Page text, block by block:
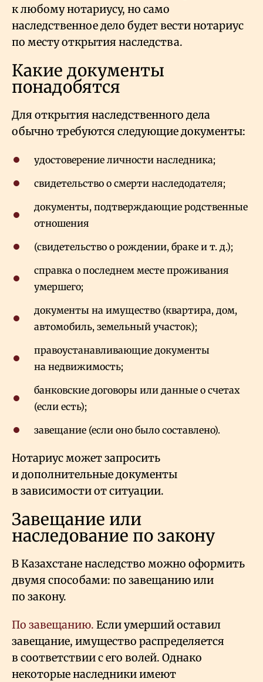
к любому нотариусу, но само
наследственное дело будет вести нотариус
по месту открытия наследства.
Какие документы
понадобятся
Для открытия наследственного дела
обычно требуются следующие документы:
удостоверение личности наследника;
свидетельство о смерти наследодателя;
документы, подтверждающие родственные
отношения
(свидетельство о рождении, браке и т. д.);
справка о последнем месте проживания
умершего;
документы на имущество (квартира, дом,
автомобиль, земельный участок);
правоустанавливающие документы
на недвижимость;
банковские договоры или данные о счетах
(если есть);
завещание (если оно было составлено).
Нотариус может запросить
и дополнительные документы
в зависимости от ситуации.
Завещание или
наследование по закону
В Казахстане наследство можно оформить
двумя способами: по завещанию или
по закону.
По завещанию. Если умерший оставил
завещание, имущество распределяется
в соответствии с его волей. Однако
некоторые наследники имеют